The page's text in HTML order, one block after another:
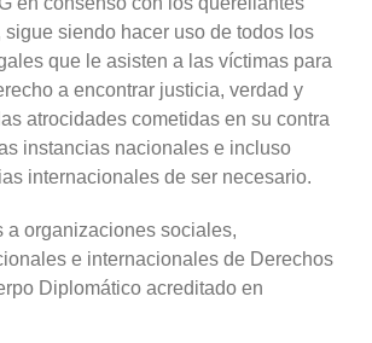
sigue siendo hacer uso de todos los
que le asisten a las víctimas para
a encontrar justicia, verdad y
atrocidades cometidas en su contra
instancias nacionales e incluso
internacionales de ser necesario.
a organizaciones sociales,
e internacionales de Derechos
Diplomático acreditado en